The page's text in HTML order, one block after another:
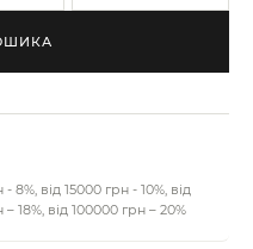
8%, від 15000 грн - 10%, від
18%, від 100000 грн – 20%